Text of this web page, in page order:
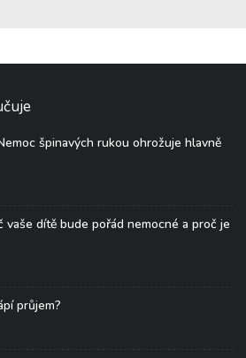
špinavých rukou ohrožuje hlavně
vaše dítě bude pořád nemocné a proč je
průjem?